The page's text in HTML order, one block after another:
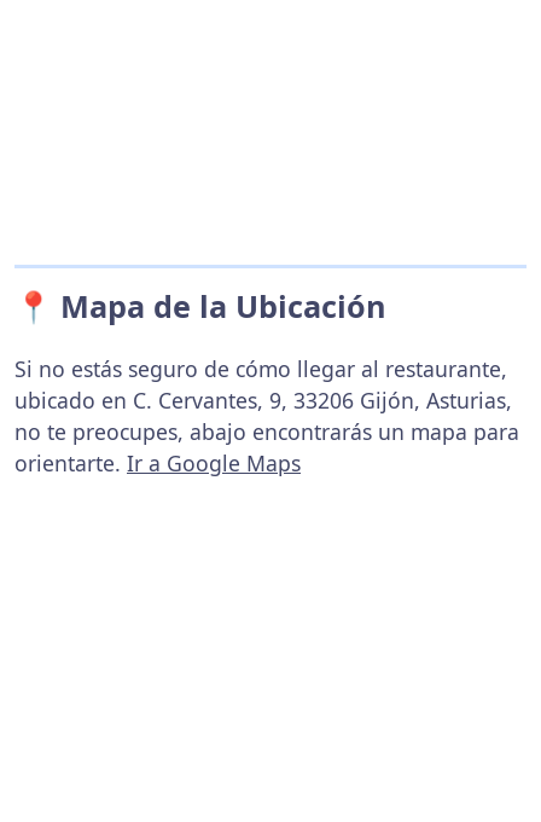
📍 Mapa de la Ubicación
Si no estás seguro de cómo llegar al restaurante,
ubicado en C. Cervantes, 9, 33206 Gijón, Asturias,
no te preocupes, abajo encontrarás un mapa para
orientarte. Ir a Google Maps